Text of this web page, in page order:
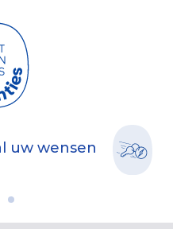
beschikbaar die perfect zijn
flexibiliteit.
wordt uw vakantie nog
een onvergetelijk verblijf in de
uw wensen